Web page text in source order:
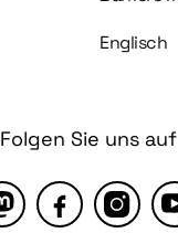
Englisch
Folgen Sie uns auf